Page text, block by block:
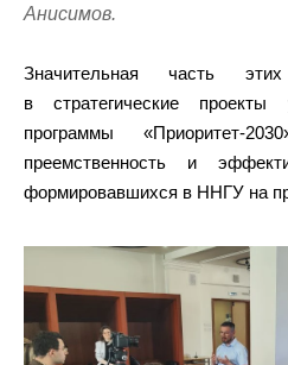
Анисимов.
Значительная часть
в стратегические проекты
программы «Приоритет-
преемственность и
формировавшихся в ННГУ на